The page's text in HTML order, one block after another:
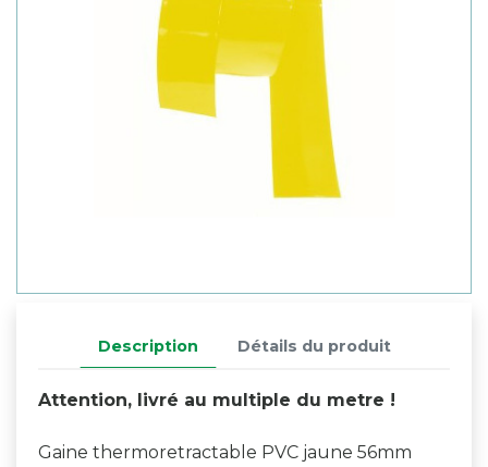
Description Détails du produit
Attention, livré au multiple du metre !
Gaine thermoretractable PVC jaune 56mm